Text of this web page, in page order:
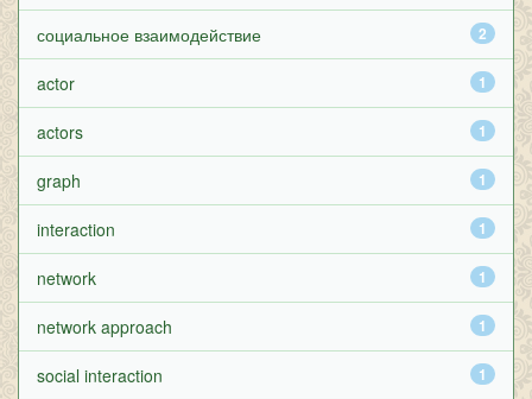
2
социальное взаимодействие
1
actor
1
actors
1
graph
1
interaction
1
network
1
network approach
1
social interaction